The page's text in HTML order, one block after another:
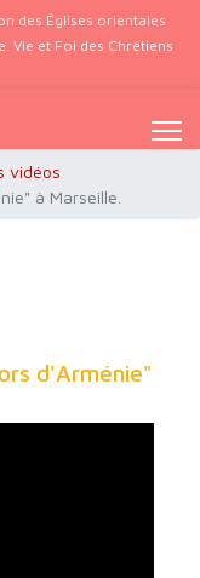
des Églises orientales
Vie et Foi des Chrétiens
vidéos
à Marseille.
d'Arménie"